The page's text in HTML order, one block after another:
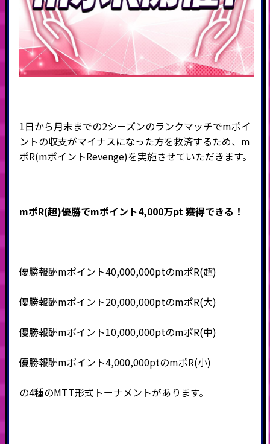
1日から月末までの2シーズンのランクマッチでmポイ
ントの収支がマイナスになった方を救済するため、m
ポR(mポイントRevenge)を実施させていただきます。
mポR(超)優勝でmポイント4,000万pt 獲得できる！
優勝報酬mポイント40,000,000ptのmポR(超)
優勝報酬mポイント20,000,000ptのmポR(大)
優勝報酬mポイント10,000,000ptのmポR(中)
優勝報酬mポイント4,000,000ptのmポR(小)
の4種のMTT形式トーナメントがあります。